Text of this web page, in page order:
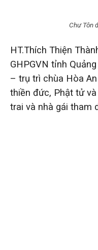
Chư Tôn
HT.Thích Thiện
GHPGVN tỉnh
– trụ trì chùa Hòa
thiền đức, Phật tử
trai và nhà gái tham